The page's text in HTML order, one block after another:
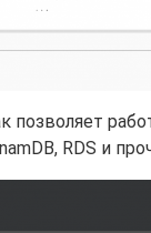
позволяет
RDS и